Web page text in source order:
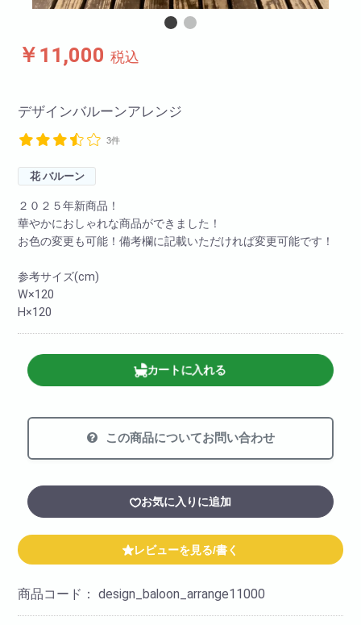
￥11,000 税込
デザインバルーンアレンジ
3件
花 バルーン
２０２５年新商品！
華やかにおしゃれな商品ができました！
お色の変更も可能！備考欄に記載いただければ変更可能です！
参考サイズ(cm)
W×120
H×120
カートに入れる
この商品についてお問い合わせ
お気に入りに追加
レビューを見る/書く
商品コード：design_baloon_arrange11000